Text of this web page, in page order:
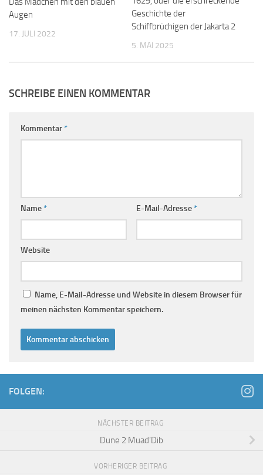
Augen
17. JULI 2022
Geschichte der
Schiffbrüchigen der Jakarta 2
5. MAI 2025
SCHREIBE EINEN KOMMENTAR
Kommentar*
Name* E-Mail-Adresse*
Website
Name, E-Mail-Adresse und Website in diesem Browser für
meinen nächsten Kommentar speichern.
FOLGEN:
NÄCHSTER BEITRAG
Dune 2 Muad’Dib
VORHERIGER BEITRAG